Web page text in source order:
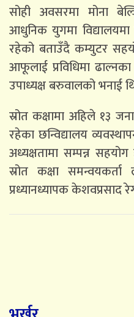
सोही अवसरमा मोना
आधुनिक युगमा
रहेको बताउँदै कम्युटर
आफूलाई प्रविधिमा
उपाध्यक्ष बरुवालको भनाई
स्रोत कक्षामा अहिले १३
रहेका छन्विद्यालय
अध्यक्षतामा सम्पन्न सहयोग
स्रोत कक्षा समन्वयकर्ता
प्रध्यानध्यापक केशवप्रसाद